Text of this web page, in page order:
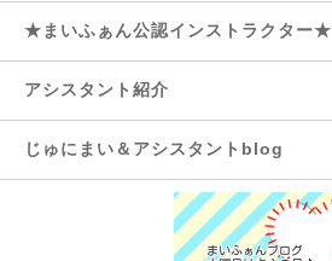
★まいふぁん公認インストラクター★
アシスタント紹介
じゅにまい＆アシスタントblog